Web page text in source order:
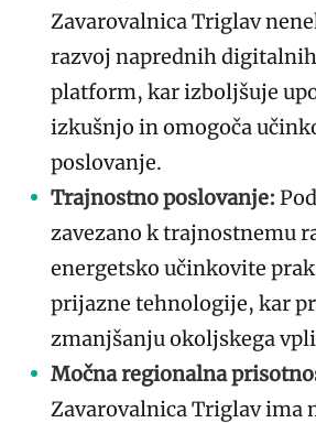
Zavarovalnica Triglav
razvoj naprednih
platform, kar izboljšuje
izkušnjo in omogoča
poslovanje.
Trajnostno poslovanje:
zavezano k trajnostnemu
energetsko učinkovite
prijazne tehnologije, kar
zmanjšanju okoljskega
Močna regionalna
Zavarovalnica Triglav ima